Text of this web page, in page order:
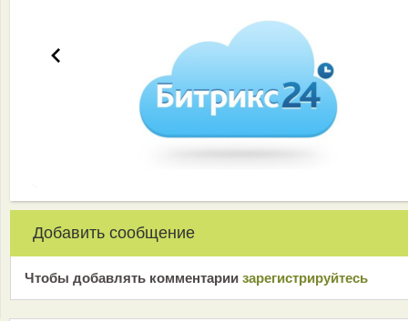
Добавить сообщение
Чтобы добавлять комментарии зарeгиcтрирyйтeсь